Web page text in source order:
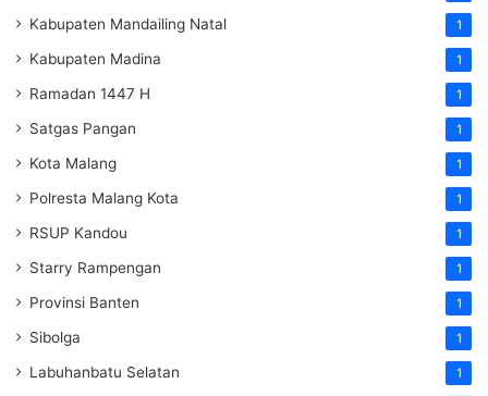
Kabupaten Mandailing Natal 1
Kabupaten Madina 1
Ramadan 1447 H 1
Satgas Pangan 1
Kota Malang 1
Polresta Malang Kota 1
RSUP Kandou 1
Starry Rampengan 1
Provinsi Banten 1
Sibolga 1
Labuhanbatu Selatan 1